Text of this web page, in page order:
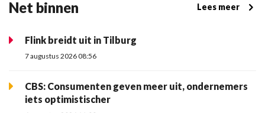
Net binnen Lees meer
Flink breidt uit in Tilburg
7 augustus 2026 08:56
CBS: Consumenten geven meer uit, ondernemers
iets optimistischer